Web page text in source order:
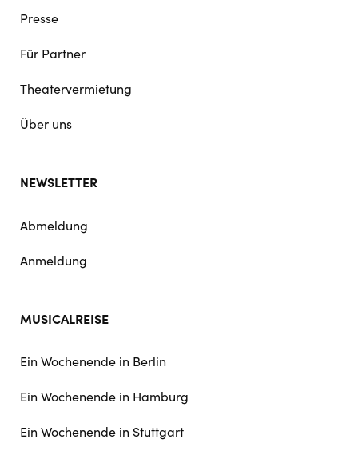
Presse
Für Partner
Theatervermietung
Über uns
NEWSLETTER
Abmeldung
Anmeldung
MUSICALREISE
Ein Wochenende in Berlin
Ein Wochenende in Hamburg
Ein Wochenende in Stuttgart